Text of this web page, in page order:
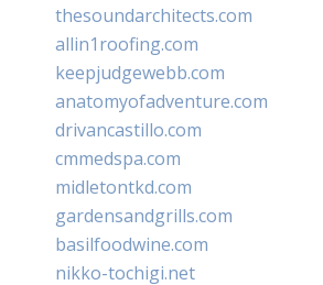
thesoundarchitects.com
allin1roofing.com
keepjudgewebb.com
anatomyofadventure.com
drivancastillo.com
cmmedspa.com
midletontkd.com
gardensandgrills.com
basilfoodwine.com
nikko-tochigi.net